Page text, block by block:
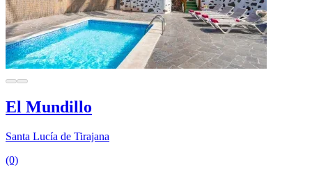
El Mundillo
Santa Lucía de Tirajana
(0)